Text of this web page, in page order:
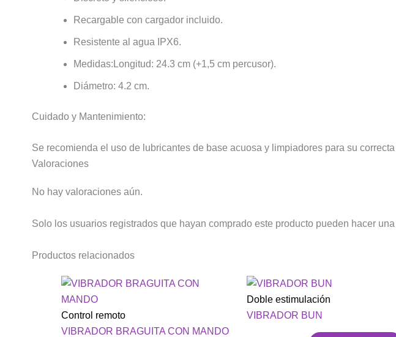
Recargable con cargador incluido.
Resistente al agua IPX6.
Medidas:Longitud: 24.3 cm (+1,5 cm percusor).
Diámetro: 4.2 cm.
Cuidado y Mantenimiento:
Se recomienda el uso de lubricantes de base acuosa y limpiadores para su
Valoraciones
No hay valoraciones aún.
Solo los usuarios registrados que hayan comprado este producto pueden hacer
Productos relacionados
Control remoto
VIBRADOR BRAGUITA CON MANDO
Doble estimulación
VIBRADOR BUN